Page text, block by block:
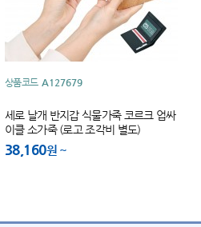
상품코드 A127679
세로 날개 반지갑 식물가죽 코르크 업싸
이클 소가죽 (로고 조각비 별도)
38,160원